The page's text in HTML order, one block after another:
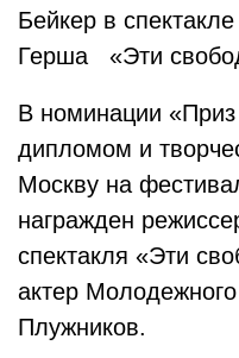
Бейкер в
Герша «Эти
В номинации «Приз
дипломом и
Москву на
награжден
спектакля «Эти
актер
Плужников.